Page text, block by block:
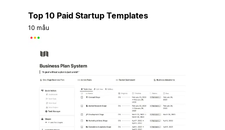
Top 10 Paid Startup Templates
10 mẫu